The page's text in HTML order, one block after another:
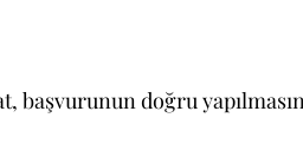
doğru